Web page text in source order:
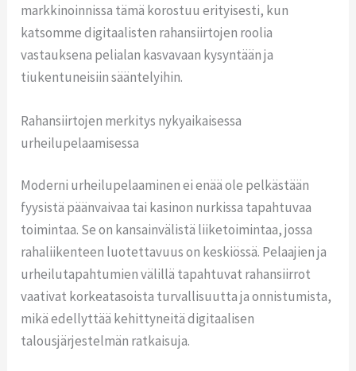
markkinoinnissa tämä korostuu erityisesti, kun
katsomme digitaalisten rahansiirtojen roolia
vastauksena pelialan kasvavaan kysyntään ja
tiukentuneisiin sääntelyihin.
Rahansiirtojen merkitys nykyaikaisessa
urheilupelaamisessa
Moderni urheilupelaaminen ei enää ole pelkästään
fyysistä päänvaivaa tai kasinon nurkissa tapahtuvaa
toimintaa. Se on kansainvälistä liiketoimintaa, jossa
rahaliikenteen luotettavuus on keskiössä. Pelaajien ja
urheilutapahtumien välillä tapahtuvat rahansiirrot
vaativat korkeatasoista turvallisuutta ja onnistumista,
mikä edellyttää kehittyneitä digitaalisen
talousjärjestelmän ratkaisuja.